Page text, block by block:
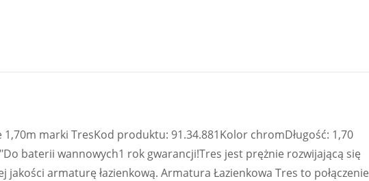
marki TresKod produktu: 91.34.881Kolor chromDługość: 1,70
baterii wannowych1 rok gwarancji!Tres jest prężnie rozwijającą się
armaturę łazienkową. Armatura Łazienkowa Tres to połączenie